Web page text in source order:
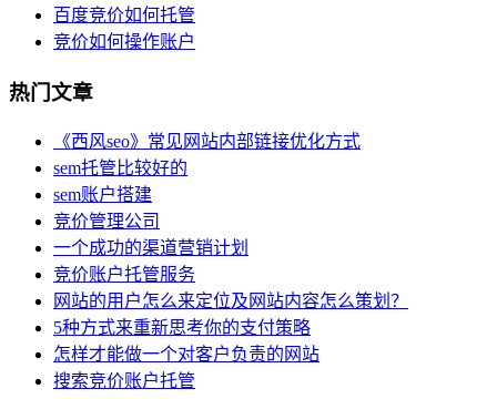
百度竞价如何托管
竞价如何操作账户
热门文章
《西风seo》常见网站内部链接优化方式
sem托管比较好的
sem账户搭建
竞价管理公司
一个成功的渠道营销计划
竞价账户托管服务
网站的用户怎么来定位及网站内容怎么策划？
5种方式来重新思考你的支付策略
怎样才能做一个对客户负责的网站
搜索竞价账户托管